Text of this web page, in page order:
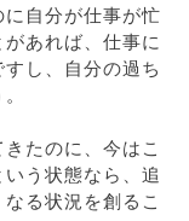
自分が仕事が忙
あれば、仕事に
し、自分の過ち
たのに、今はこ
う状態なら、追
る状況を創るこ